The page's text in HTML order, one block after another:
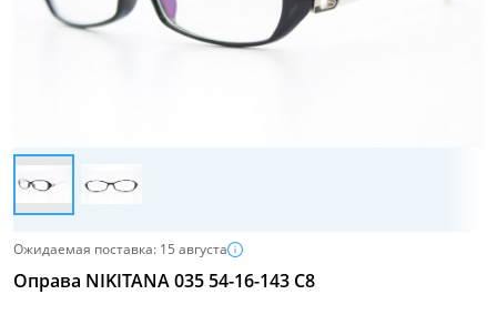
Ожидаемая поставка: 15 августа
Оправа NIKITANA 035 54-16-143 С8